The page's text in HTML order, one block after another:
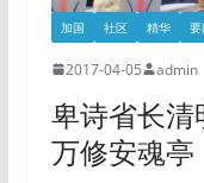
加国 社区 精华 要
2017-04-05 admin
卑诗省长清
万修安魂亭